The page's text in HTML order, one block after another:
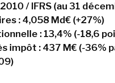
/ IFRS (au 31
: 4,058 Md€ (+27%)
: 13,4% (-18,6
impôt : 437 M€ (-36%